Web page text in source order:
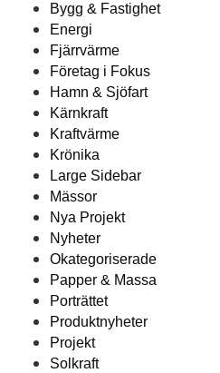
Bygg & Fastighet
Energi
Fjärrvärme
Företag i Fokus
Hamn & Sjöfart
Kärnkraft
Kraftvärme
Krönika
Large Sidebar
Mässor
Nya Projekt
Nyheter
Okategoriserade
Papper & Massa
Porträttet
Produktnyheter
Projekt
Solkraft